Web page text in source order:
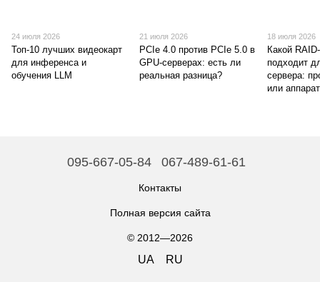
24 июля 2026
Топ-10 лучших видеокарт
для инференса и
обучения LLM
21 июля 2026
PCIe 4.0 против PCIe 5.0 в
GPU-серверах: есть ли
реальная разница?
18 июля 2026
Какой
подходит
сервера:
или
095-667-05-84 067-489-61-61
Контакты
Полная версия сайта
© 2012—2026
UA RU